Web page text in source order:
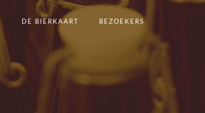
DE BIERKAART BEZOEKERS